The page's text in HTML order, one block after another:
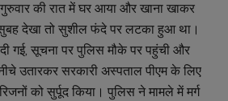
की रात में घर आया और खाना खाकर
देखा तो सुशील फंदे पर लटका हुआ था।
गई, सूचना पर पुलिस मौके पर पहुंची और
उतारकर सरकारी अस्पताल पीएम के लिए
को सुर्पूद किया। पुलिस ने मामले में मर्ग